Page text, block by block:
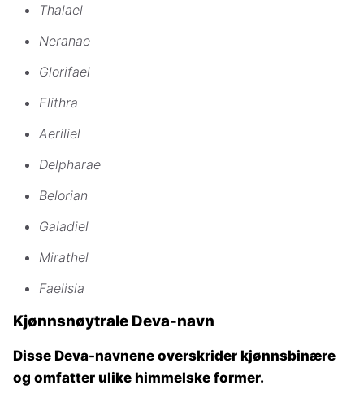
Thalael
Neranae
Glorifael
Elithra
Aeriliel
Delpharae
Belorian
Galadiel
Mirathel
Faelisia
Kjønnsnøytrale Deva-navn
Disse Deva-navnene overskrider kjønnsbinære
og omfatter ulike himmelske former.